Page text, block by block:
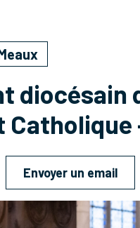
diocésain
Envoyer un email